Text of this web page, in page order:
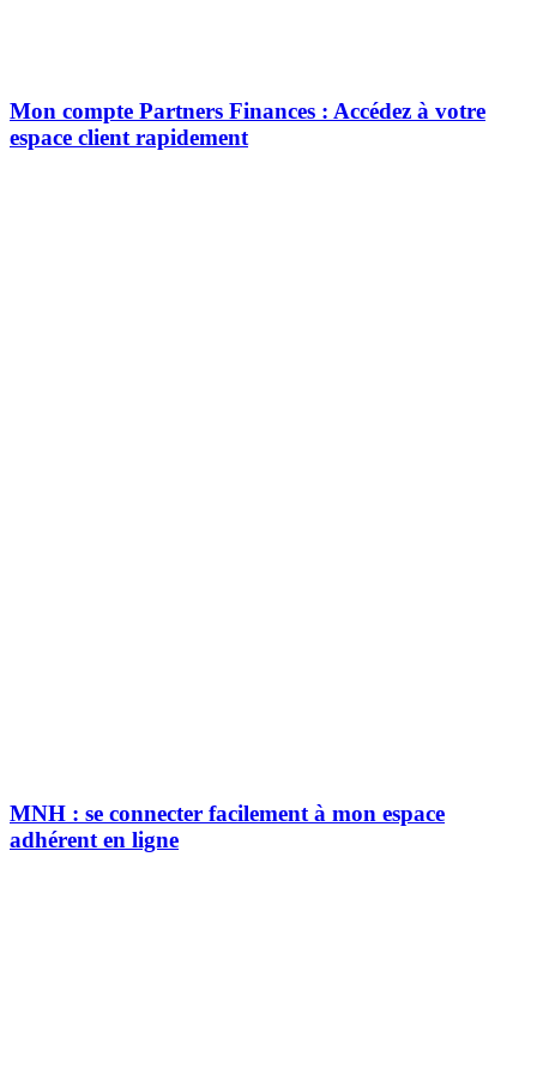
Mon compte Partners Finances : Accédez à votre
espace client rapidement
MNH : se connecter facilement à mon espace
adhérent en ligne